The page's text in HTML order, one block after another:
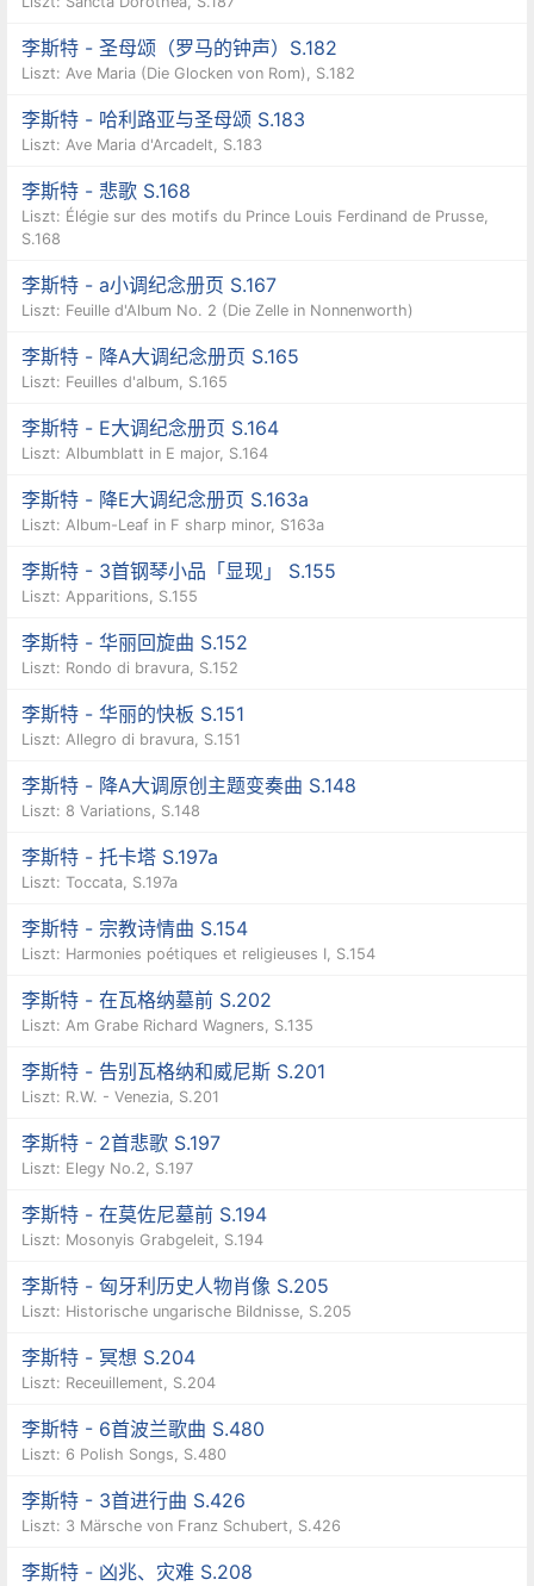
李斯特 - 圣母颂（罗马的钟声）S.182
Liszt: Ave Maria (Die Glocken von Rom), S.182
李斯特 - 哈利路亚与圣母颂 S.183
Liszt: Ave Maria d'Arcadelt, S.183
李斯特 - 悲歌 S.168
Liszt: Élégie sur des motifs du Prince Louis Ferdinand de Prusse,
S.168
李斯特 - a小调纪念册页 S.167
Liszt: Feuille d'Album No. 2 (Die Zelle in Nonnenworth)
李斯特 - 降A大调纪念册页 S.165
Liszt: Feuilles d'album, S.165
李斯特 - E大调纪念册页 S.164
Liszt: Albumblatt in E major, S.164
李斯特 - 降E大调纪念册页 S.163a
Liszt: Album-Leaf in F sharp minor, S163a
李斯特 - 3首钢琴小品「显现」 S.155
Liszt: Apparitions, S.155
李斯特 - 华丽回旋曲 S.152
Liszt: Rondo di bravura, S.152
李斯特 - 华丽的快板 S.151
Liszt: Allegro di bravura, S.151
李斯特 - 降A大调原创主题变奏曲 S.148
Liszt: 8 Variations, S.148
李斯特 - 托卡塔 S.197a
Liszt: Toccata, S.197a
李斯特 - 宗教诗情曲 S.154
Liszt: Harmonies poétiques et religieuses I, S.154
李斯特 - 在瓦格纳墓前 S.202
Liszt: Am Grabe Richard Wagners, S.135
李斯特 - 告别瓦格纳和威尼斯 S.201
Liszt: R.W. - Venezia, S.201
李斯特 - 2首悲歌 S.197
Liszt: Elegy No.2, S.197
李斯特 - 在莫佐尼墓前 S.194
Liszt: Mosonyis Grabgeleit, S.194
李斯特 - 匈牙利历史人物肖像 S.205
Liszt: Historische ungarische Bildnisse, S.205
李斯特 - 冥想 S.204
Liszt: Receuillement, S.204
李斯特 - 6首波兰歌曲 S.480
Liszt: 6 Polish Songs, S.480
李斯特 - 3首进行曲 S.426
Liszt: 3 Märsche von Franz Schubert, S.426
李斯特 - 凶兆、灾难 S.208